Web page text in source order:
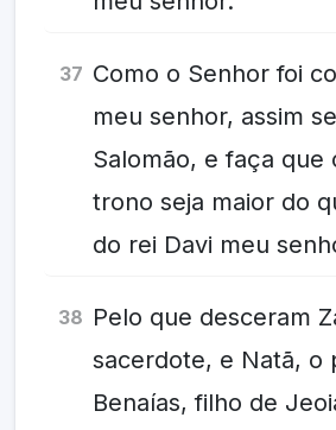
37 Como o Senhor foi
meu senhor, assim
Salomão, e faça que
trono seja maior do
do rei Davi meu
38 Pelo que desceram
sacerdote, e Natã, o
Benaías, filho de